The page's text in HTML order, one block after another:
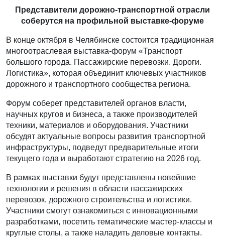
Представители дорожно-транспортной отрасли
соберутся на профильной выставке-форуме
В конце октября в Челябинске состоится традиционная
многоотраслевая выставка-форум «Транспорт
большого города. Пассажирские перевозки. Дороги.
Логистика», которая объединит ключевых участников
дорожного и транспортного сообщества региона.
Форум соберет представителей органов власти,
научных кругов и бизнеса, а также производителей
техники, материалов и оборудования. Участники
обсудят актуальные вопросы развития транспортной
инфраструктуры, подведут предварительные итоги
текущего года и выработают стратегию на 2026 год.
В рамках выставки будут представлены новейшие
технологии и решения в области пассажирских
перевозок, дорожного строительства и логистики.
Участники смогут ознакомиться с инновационными
разработками, посетить тематические мастер-классы и
круглые столы, а также наладить деловые контакты.